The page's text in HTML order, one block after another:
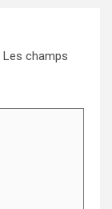
Les champs